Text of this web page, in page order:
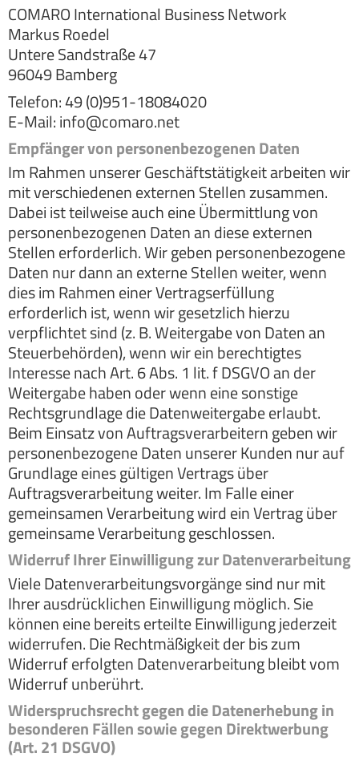
COMARO International Business Network
Markus Roedel
Untere Sandstraße 47
96049 Bamberg
Telefon: 49 (0)951-18084020
E-Mail: info@comaro.net
Empfänger von personenbezogenen Daten
Im Rahmen unserer Geschäftstätigkeit arbeiten wir
mit verschiedenen externen Stellen zusammen.
Dabei ist teilweise auch eine Übermittlung von
personenbezogenen Daten an diese externen
Stellen erforderlich. Wir geben personenbezogene
Daten nur dann an externe Stellen weiter, wenn
dies im Rahmen einer Vertragserfüllung
erforderlich ist, wenn wir gesetzlich hierzu
verpflichtet sind (z. B. Weitergabe von Daten an
Steuerbehörden), wenn wir ein berechtigtes
Interesse nach Art. 6 Abs. 1 lit. f DSGVO an der
Weitergabe haben oder wenn eine sonstige
Rechtsgrundlage die Datenweitergabe erlaubt.
Beim Einsatz von Auftragsverarbeitern geben wir
personenbezogene Daten unserer Kunden nur auf
Grundlage eines gültigen Vertrags über
Auftragsverarbeitung weiter. Im Falle einer
gemeinsamen Verarbeitung wird ein Vertrag über
gemeinsame Verarbeitung geschlossen.
Widerruf Ihrer Einwilligung zur Datenverarbeitung
Viele Datenverarbeitungsvorgänge sind nur mit
Ihrer ausdrücklichen Einwilligung möglich. Sie
können eine bereits erteilte Einwilligung jederzeit
widerrufen. Die Rechtmäßigkeit der bis zum
Widerruf erfolgten Datenverarbeitung bleibt vom
Widerruf unberührt.
Widerspruchsrecht gegen die Datenerhebung in
besonderen Fällen sowie gegen Direktwerbung
(Art. 21 DSGVO)